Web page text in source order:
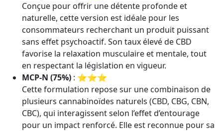
Conçue pour offrir une détente profonde et
naturelle, cette version est idéale pour les
consommateurs recherchant un produit puissant
sans effet psychoactif. Son taux élevé de CBD
favorise la relaxation musculaire et mentale, tout
en respectant la législation en vigueur.
MCP-N (75%) : ⭐⭐⭐
Cette formulation repose sur une combinaison de
plusieurs cannabinoïdes naturels (CBD, CBG, CBN,
CBC), qui interagissent selon l’effet d’entourage
pour un impact renforcé. Elle est reconnue pour sa